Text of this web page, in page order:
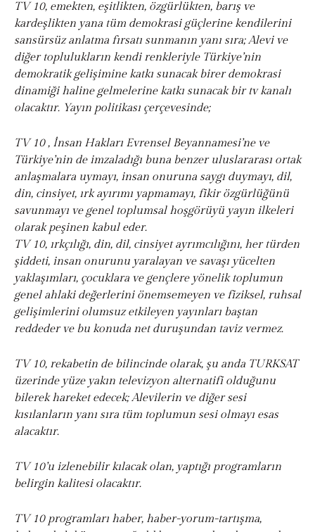
TV 10, emekten, eşitlikten, özgürlükten, barış ve
kardeşlikten yana tüm demokrasi güçlerine kendilerini
sansürsüz anlatma fırsatı sunmanın yanı sıra; Alevi ve
diğer toplulukların kendi renkleriyle Türkiye’nin
demokratik gelişimine katkı sunacak birer demokrasi
dinamiği haline gelmelerine katkı sunacak bir tv kanalı
olacaktır. Yayın politikası çerçevesinde;
TV 10 , İnsan Hakları Evrensel Beyannamesi’ne ve
Türkiye’nin de imzaladığı buna benzer uluslararası ortak
anlaşmalara uymayı, insan onuruna saygı duymayı, dil,
din, cinsiyet, ırk ayırımı yapmamayı, fikir özgürlüğünü
savunmayı ve genel toplumsal hoşgörüyü yayın ilkeleri
olarak peşinen kabul eder.
TV 10, ırkçılığı, din, dil, cinsiyet ayrımcılığını, her türden
şiddeti, insan onurunu yaralayan ve savaşı yücelten
yaklaşımları, çocuklara ve gençlere yönelik toplumun
genel ahlaki değerlerini önemsemeyen ve fiziksel, ruhsal
gelişimlerini olumsuz etkileyen yayınları baştan
reddeder ve bu konuda net duruşundan taviz vermez.
TV 10, rekabetin de bilincinde olarak, şu anda TURKSAT
üzerinde yüze yakın televizyon alternatifi olduğunu
bilerek hareket edecek; Alevilerin ve diğer sesi
kısılanların yanı sıra tüm toplumun sesi olmayı esas
alacaktır.
TV 10’u izlenebilir kılacak olan, yaptığı programların
belirgin kalitesi olacaktır.
TV 10 programları haber, haber-yorum-tartışma,